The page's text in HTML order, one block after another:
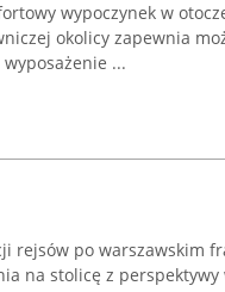
wypoczynek w
okolicy zapewnia
...
rejsów po warszawskim
na stolicę z perspektywy